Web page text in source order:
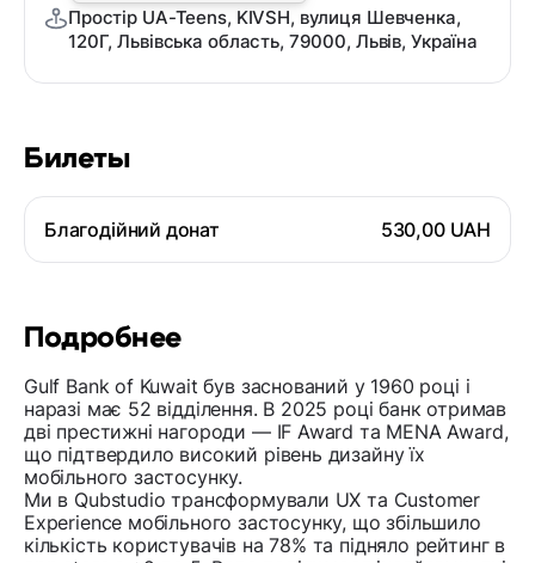
Билеты
Благодійний донат 530,00 UAH
Подробнее
Gulf Bank of Kuwait був заснований у 1960 році і
наразі має 52 відділення. В 2025 році банк отримав
дві престижні нагороди — IF Award та MENA Award,
що підтвердило високий рівень дизайну їх
мобільного застосунку.
Ми в Qubstudio трансформували UX та Customer
Experience мобільного застосунку, що збільшило
кількість користувачів на 78% та підняло рейтинг в
Простір UA-Teens, KIVSH, вулиця Шевченка,
120Г, Львівська область, 79000, Львів, Україна